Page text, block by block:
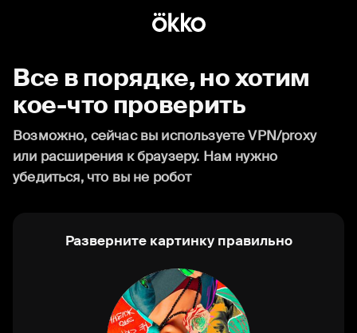
Все в порядке, но хотим
кое-что проверить
Возможно, сейчас вы используете VPN/proxy
или расширения к браузеру. Нам нужно
убедиться, что вы не робот
Разверните картинку правильно